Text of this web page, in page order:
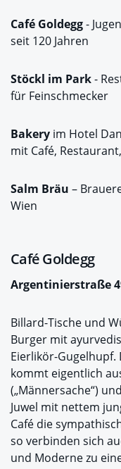
Café Goldegg-
seit 120 Jahren
Stöckl im Park-
für Feinschmecker
Bakery im Hotel
mit Café,
Salm Bräu –
Wien
Café Goldegg
Argentinierstraße
Billard-Tische und
Burger mit
Eierlikör-Gugelhupf.
kommt eigentlich
(„Männersache“)
Juwel mit nettem
Café die
so verbinden sich
und Moderne zu